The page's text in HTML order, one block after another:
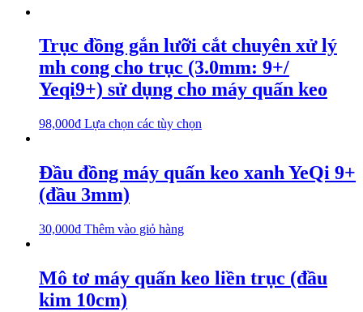
Trục đồng gắn lưỡi cắt chuyên xử lý
mh cong cho trục (3.0mm: 9+/
Yeqi9+) sử dụng cho máy quấn keo
98,000₫ Lựa chọn các tùy chọn
Đầu đồng máy quấn keo xanh YeQi 9+
(đầu 3mm)
30,000₫ Thêm vào giỏ hàng
Mô tơ máy quấn keo liền trục (đầu
kim 10cm)